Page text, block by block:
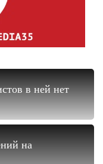
в ней нет
на